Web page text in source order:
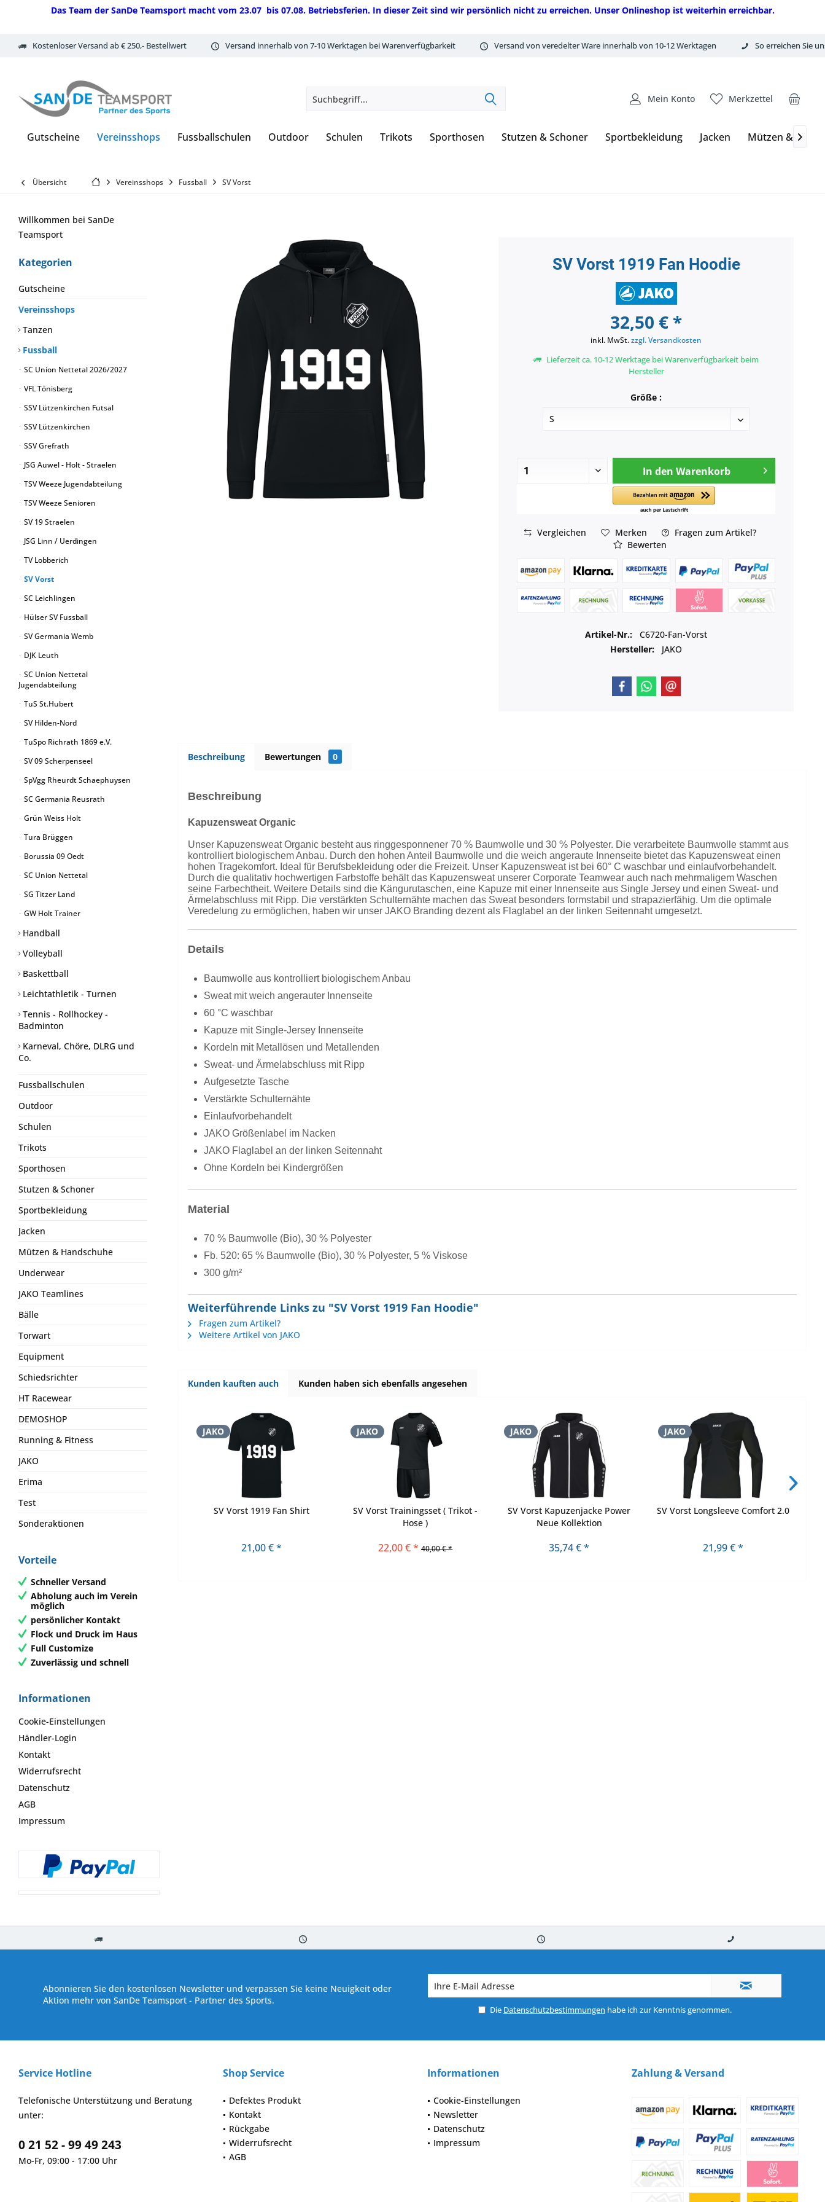
Das Team der SanDe Teamsport macht vom 23.07 bis 07.08. Betriebsferien. In dieser Zeit sind wir persönlich nicht zu erreichen. Unser Onlineshop ist weiterhin erreichbar.
Kostenloser Versand ab € 250,- Bestellwert Versand innerhalb von 7-10 Werktagen bei Warenverfügbarkeit Versand von veredelter Ware innerhalb von 10-12 Werktagen So erreichen Sie
Merkzettel
Mein Konto
Gutscheine Vereinsshops Fussballschulen Outdoor Schulen Trikots Sporthosen Stutzen & Schoner Sportbekleidung Jacken Mützen & 
Übersicht Vereinsshops Fussball SV Vorst
Willkommen bei SanDe
Teamsport
Kategorien
Gutscheine
Vereinsshops
Tanzen
Fussball
SC Union Nettetal 2026/2027
VFL Tönisberg
SSV Lützenkirchen Futsal
SSV Lützenkirchen
SSV Grefrath
JSG Auwel - Holt - Straelen
TSV Weeze Jugendabteilung
TSV Weeze Senioren
SV 19 Straelen
JSG Linn / Uerdingen
TV Lobberich
SV Vorst
SC Leichlingen
Hülser SV Fussball
SV Germania Wemb
DJK Leuth
SC Union Nettetal
Jugendabteilung
TuS St.Hubert
SV Hilden-Nord
TuSpo Richrath 1869 e.V.
SV 09 Scherpenseel
SpVgg Rheurdt Schaephuysen
SC Germania Reusrath
Grün Weiss Holt
Tura Brüggen
Borussia 09 Oedt
SC Union Nettetal
SG Titzer Land
GW Holt Trainer
Handball
Volleyball
Baskettball
Leichtathletik - Turnen
Tennis - Rollhockey -
Badminton
Karneval, Chöre, DLRG und
Co.
Fussballschulen
Outdoor
Schulen
Trikots
Sporthosen
Stutzen & Schoner
Sportbekleidung
Jacken
Mützen & Handschuhe
Underwear
JAKO Teamlines
Bälle
Torwart
Equipment
Schiedsrichter
HT Racewear
DEMOSHOP
Running & Fitness
JAKO
Erima
Test
Sonderaktionen
Vorteile
Schneller Versand
Abholung auch im Verein
möglich
persönlicher Kontakt
Flock und Druck im Haus
Full Customize
Zuverlässig und schnell
Informationen
Cookie-Einstellungen
Händler-Login
Kontakt
Widerrufsrecht
Datenschutz
AGB
Impressum
SV Vorst 1919 Fan Hoodie
32,50 € *
inkl. MwSt.zzgl. Versandkosten
Lieferzeit ca. 10-12 Werktage bei Warenverfügbarkeit beim
Hersteller
Größe :
In den Warenkorb
Vergleichen Merken
Fragen zum Artikel?
Bewerten
Artikel-Nr.:
C6720-Fan-Vorst
Hersteller:
JAKO
Beschreibung Bewertungen 0
Beschreibung
Kapuzensweat Organic
Unser Kapuzensweat Organic besteht aus ringgesponnener 70 % Baumwolle und 30 % Polyester. Die verarbeitete Baumwolle stammt aus
kontrolliert biologischem Anbau. Durch den hohen Anteil Baumwolle und die weich angeraute Innenseite bietet das Kapuzensweat einen
hohen Tragekomfort. Ideal für Berufsbekleidung oder die Freizeit. Unser Kapuzensweat ist bei 60° C waschbar und einlaufvorbehandelt.
Durch die qualitativ hochwertigen Farbstoffe behält das Kapuzensweat unserer Corporate Teamwear auch nach mehrmaligem Waschen
seine Farbechtheit. Weitere Details sind die Kängurutaschen, eine Kapuze mit einer Innenseite aus Single Jersey und einen Sweat- und
Ärmelabschluss mit Ripp. Die verstärkten Schulternähte machen das Sweat besonders formstabil und strapazierfähig. Um die optimale
Veredelung zu ermöglichen, haben wir unser JAKO Branding dezent als Flaglabel an der linken Seitennaht umgesetzt.
Details
Baumwolle aus kontrolliert biologischem Anbau
Sweat mit weich angerauter Innenseite
60 °C waschbar
Kapuze mit Single-Jersey Innenseite
Kordeln mit Metallösen und Metallenden
Sweat- und Ärmelabschluss mit Ripp
Aufgesetzte Tasche
Verstärkte Schulternähte
Einlaufvorbehandelt
JAKO Größenlabel im Nacken
JAKO Flaglabel an der linken Seitennaht
Ohne Kordeln bei Kindergrößen
Material
70 % Baumwolle (Bio), 30 % Polyester
Fb. 520: 65 % Baumwolle (Bio), 30 % Polyester, 5 % Viskose
300 g/m²
Weiterführende Links zu "SV Vorst 1919 Fan Hoodie"
Fragen zum Artikel?
Weitere Artikel von JAKO
Kunden kauften auch Kunden haben sich ebenfalls angesehen
JAKO
SV Vorst 1919 Fan Shirt
21,00 € *
JAKO
SV Vorst Trainingsset ( Trikot -
Hose )
22,00 € * 40,00 € *
JAKO
SV Vorst Kapuzenjacke Power
Neue Kollektion
35,74 € *
JAKO
SV Vorst Longsleeve Comfort 2.0
21,99 € *
Abonnieren Sie den kostenlosen Newsletter und verpassen Sie keine Neuigkeit oder
Aktion mehr von SanDe Teamsport - Partner des Sports.
Die Datenschutzbestimmungen habe ich zur Kenntnis genommen.
Service Hotline
Telefonische Unterstützung und Beratung
unter:
0 21 52 - 99 49 243
Mo-Fr, 09:00 - 17:00 Uhr
Shop Service
Defektes Produkt
Kontakt
Rückgabe
Widerrufsrecht
AGB
Informationen
Cookie-Einstellungen
Newsletter
Datenschutz
Impressum
Zahlung & Versand